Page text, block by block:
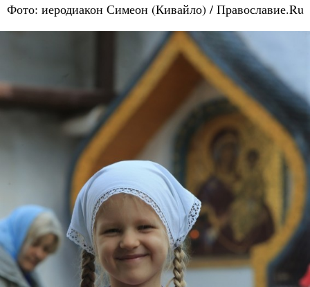
Фото: иеродиакон Симеон (Кивайло) / Православие.Ru